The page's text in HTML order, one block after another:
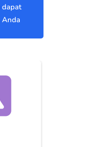
dapat
Anda